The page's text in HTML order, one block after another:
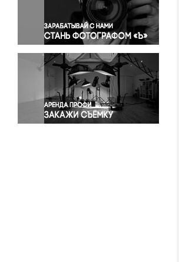
Правосудие
Происшествия и конфликты
Религия
Светская жизнь
Спорт
Экология
Экономика и бизнес